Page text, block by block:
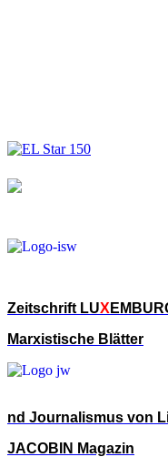
Zeitschrift LUX
Marxistische Blätter
nd Journalismus von
JACOBIN Magazin